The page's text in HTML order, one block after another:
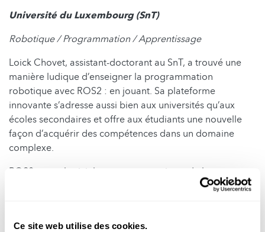
Ce site web utilise des cookies.
Université du Luxembourg (SnT)
Robotique / Programmation / Apprentissage
Loick Chovet, assistant-doctorant au SnT, a trouvé une
manière ludique d’enseigner la programmation
robotique avec ROS2 : en jouant. Sa plateforme
innovante s’adresse aussi bien aux universités qu’aux
écoles secondaires et offre aux étudiants une nouvelle
façon d’acquérir des compétences dans un domaine
complexe.
ROS2 est un logiciel open source qui sert de base aux
systèmes autonomes. Il aide les robots à communiquer, à
partir de zéro peut sembler rébarbatif. Cela nécessite